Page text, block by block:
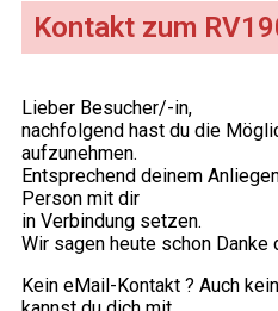
Kontakt zum
Lieber Besucher/-in,
nachfolgend hast du die
aufzunehmen.
Entsprechend deinem
Person mit dir
in Verbindung setzen.
Wir sagen heute schon Danke
Kein eMail-Kontakt ? Auch